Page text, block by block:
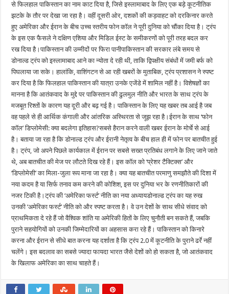
से फिलहाल पाकिस्तान का नाम काट दिया है, जिसे इस्लामाबाद के लिए एक बड़े कूटनीतिक
झटके के तौर पर देखा जा रहा है। वहीं दूसरी ओर, दशकों की कड़वाहट को दरकिनार करते
हुए अमेरिका और ईरान के बीच उच्च स्तरीय फोन कॉल ने पूरी दुनिया को चौंका दिया है। ट्रंप
के इस एक फैसले ने दक्षिण एशिया और मिडिल ईस्ट के समीकरणों को पूरी तरह बदल कर
रख दिया है।पाकिस्तान की उम्मीदों पर फिरा पानीपाकिस्तान की सरकार लंबे समय से
डोनाल्ड ट्रंप को इस्लामाबाद आने का न्योता दे रही थी, ताकि द्विपक्षीय संबंधों में जमी बर्फ को
पिघलाया जा सके। हालांकि, वाशिंगटन से आ रही खबरों के मुताबिक, ट्रंप प्रशासन ने स्पष्ट
कर दिया है कि फिलहाल पाकिस्तान की यात्रा उनके एजेंडे में शामिल नहीं है। विशेषज्ञों का
मानना है कि आतंकवाद के मुद्दे पर पाकिस्तान की ढुलमुल नीति और भारत के साथ ट्रंप के
मजबूत रिश्तों के कारण यह दूरी और बढ़ गई है। पाकिस्तान के लिए यह खबर तब आई है जब
वह पहले से ही आर्थिक कंगाली और आंतरिक अस्थिरता से जूझ रहा है।ईरान के साथ ‘फोन
कॉल’ डिप्लोमेसी: क्या बदलेगा इतिहास?सबसे हैरान करने वाली खबर ईरान के मोर्चे से आई
है। बताया जा रहा है कि डोनाल्ड ट्रंप और ईरानी नेतृत्व के बीच हाल ही में फोन पर बातचीत हुई
है। ट्रंप, जो अपने पिछले कार्यकाल में ईरान पर सबसे सख्त प्रतिबंध लगाने के लिए जाने जाते
थे, अब बातचीत की मेज पर लौटते दिख रहे हैं। इस कॉल को ‘प्रेशर टैक्टिक्स’ और
‘डिप्लोमेसी’ का मिला-जुला रूप माना जा रहा है। क्या यह बातचीत परमाणु समझौते की दिशा में
नया कदम है या सिर्फ तनाव कम करने की कोशिश, इस पर दुनिया भर के रणनीतिकारों की
नजर टिकी है।ट्रंप की ‘अमेरिका फर्स्ट’ नीति का नया अध्यायडोनाल्ड ट्रंप का यह रुख
उनकी ‘अमेरिका फर्स्ट’ नीति को और स्पष्ट करता है। वे उन देशों के साथ सीधे संवाद को
प्राथमिकता दे रहे हैं जो वैश्विक शांति या अमेरिकी हितों के लिए चुनौती बन सकते हैं, जबकि
पुराने सहयोगियों को उनकी जिम्मेदारियों का अहसास करा रहे हैं। पाकिस्तान को किनारे
करना और ईरान से सीधे बात करना यह दर्शाता है कि ट्रंप 2.0 में कूटनीति के पुराने ढर्रे नहीं
चलेंगे। इस बदलाव का सबसे ज्यादा फायदा भारत जैसे देशों को हो सकता है, जो आतंकवाद
के खिलाफ अमेरिका का साथ चाहते हैं।